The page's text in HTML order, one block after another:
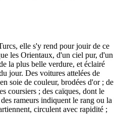
elle s'y rend pour jouir de ce
les Orientaux, d'un ciel pur, d'un
la plus belle verdure, et éclairé
jour. Des voitures attelées de
soie de couleur, brodées d'or ; de
coursiers ; des caïques, dont le
rameurs indiquent le rang ou la
circulent avec rapidité ;